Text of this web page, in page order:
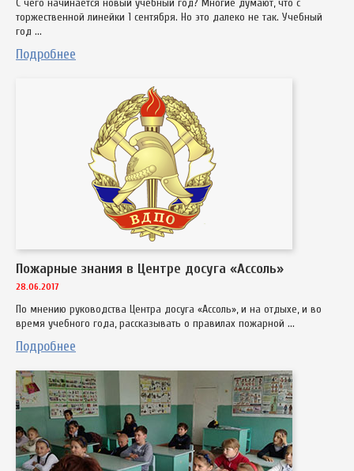
С чего начинается новый учебный год? Многие думают, что с
торжественной линейки 1 сентября. Но это далеко не так. Учебный
год ...
Подробнее
Пожарные знания в Центре досуга «Ассоль»
28.06.2017
По мнению руководства Центра досуга «Ассоль», и на отдыхе, и во
время учебного года, рассказывать о правилах пожарной ...
Подробнее